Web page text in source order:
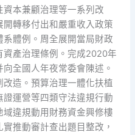
本兼顧治理等一系列改
轉移付出和嚴重收入政策
體例。周全展開當局財政
資產治理條例。完成2020年
全國人年夜常委會陳述。
造。預算治理一體化扶植
運營等四類守法違規行動
違規動用財務資金興修樓
推動審計查出題目整改，